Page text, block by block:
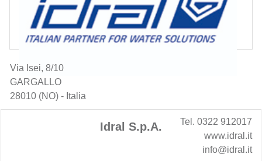
Idral S.p.A.
Via Isei, 8/10
GARGALLO
28010 (NO) - Italia
Tel. 0322 912017
www.idral.it
info@idral.it